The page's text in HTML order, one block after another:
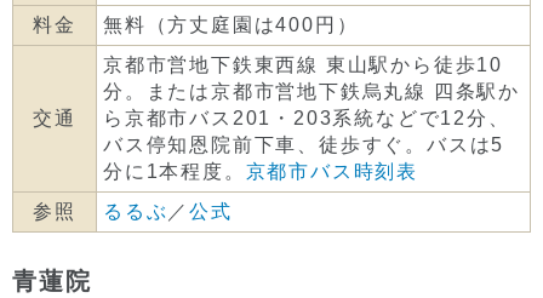
料金
無料（方丈庭園は400円）
交通
京都市営地下鉄東西線 東山駅から徒歩10
分。または京都市営地下鉄烏丸線 四条駅か
ら京都市バス201・203系統などで12分、
バス停知恩院前下車、徒歩すぐ。バスは5
分に1本程度。 京都市バス時刻表
参照
るるぶ ／公式
青蓮院